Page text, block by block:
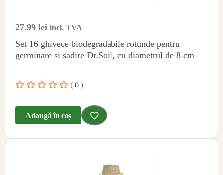
27.99 lei incl. TVA
Set 16 ghivece biodegradabile rotunde pentru
germinare si sadire Dr.Soil, cu diametrul de 8 cm
( 0 )
Adaugă în coș